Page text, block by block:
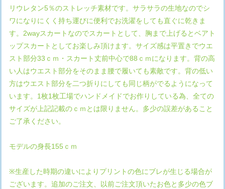
リウレタン5％のストレッチ素材です。サラサラの生地なのでシ
ワになりにくく持ち運びに便利でお洗濯をしても直ぐに乾きま
す。2wayスカートなのでスカートとして、胸まで上げるとベアト
ップスカートとしてお楽しみ頂けます。サイズ感は平置きでウエ
スト部分33ｃｍ・スカート丈前中心で88ｃｍになります。背の高
い人はウエスト部分をそのまま腰で履いても素敵です。背の低い
方はウエスト部分を二つ折りにしても同じ柄がでるようになって
います。1枚1枚工場でハンドメイドでお作りしている為、全ての
サイズが上記記載のｃｍとは限りません。多少の誤差があること
ご了承ください。
モデルの身長155ｃｍ
※生産した時期の違いによりプリントの色にブレが生じる場合が
ございます。追加のご注文、以前ご注文頂いたお色と多少の色ブ